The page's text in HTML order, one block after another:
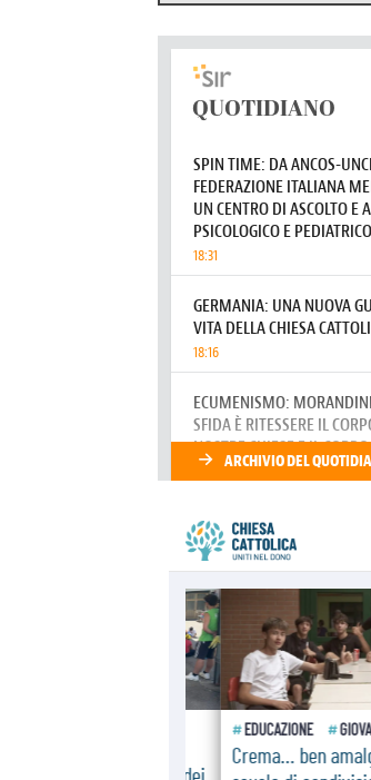
Il Papa in Francia,
intensi tra Chiesa,
07.08.2026
SIGNIS 2026, dare
07.08.2026
Honduras, gli
crisi dimenticata
07.08.2026
della
07.08.2026
l'empatia per il
07.08.2026
Uruguay, il
la visita del Papa
Paese